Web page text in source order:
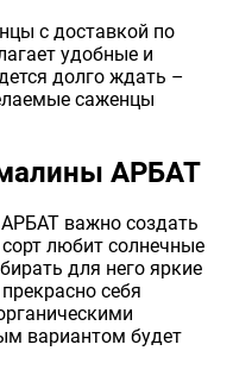
с доставкой по
удобные и
долго ждать –
саженцы
АРБАТ
важно создать
любит солнечные
для него яркие
себя
вариантом будет